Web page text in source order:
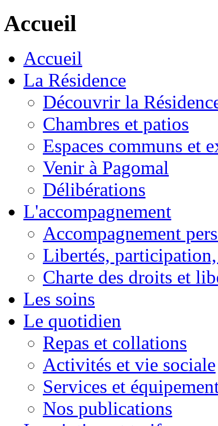
Accueil
Accueil
La Résidence
Découvrir la
Chambres et patios
Espaces communs et
Venir à Pagomal
Délibérations
L'accompagnement
Accompagnement
Libertés,
Charte des droits et
Les soins
Le quotidien
Repas et collations
Activités et vie sociale
Services et
Nos publications